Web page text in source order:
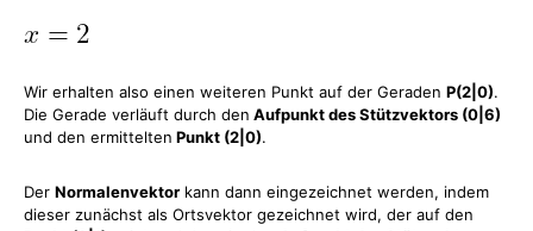
Wir erhalten also einen weiteren Punkt auf der Geraden P(2|0).
Die Gerade verläuft durch den Aufpunkt des Stützvektors (0|6)
und den ermittelten Punkt (2|0).
Der Normalenvektor kann dann eingezeichnet werden, indem
dieser zunächst als Ortsvektor gezeichnet wird, der auf den